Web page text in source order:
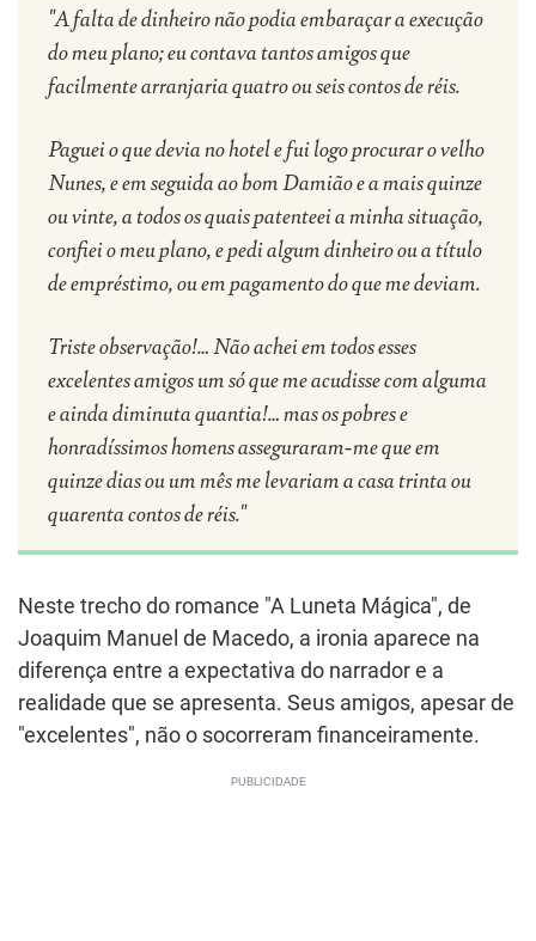
"A falta de dinheiro não podia embaraçar a execução
do meu plano; eu contava tantos amigos que
facilmente arranjaria quatro ou seis contos de réis.
Paguei o que devia no hotel e fui logo procurar o velho
Nunes, e em seguida ao bom Damião e a mais quinze
ou vinte, a todos os quais patenteei a minha situação,
confiei o meu plano, e pedi algum dinheiro ou a título
de empréstimo, ou em pagamento do que me deviam.
Triste observação!… Não achei em todos esses
excelentes amigos um só que me acudisse com alguma
e ainda diminuta quantia!… mas os pobres e
honradíssimos homens asseguraram-me que em
quinze dias ou um mês me levariam a casa trinta ou
quarenta contos de réis."
Neste trecho do romance "A Luneta Mágica", de
Joaquim Manuel de Macedo, a ironia aparece na
diferença entre a expectativa do narrador e a
realidade que se apresenta. Seus amigos, apesar de
"excelentes", não o socorreram financeiramente.